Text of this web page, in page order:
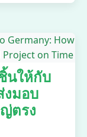
นให้กับ
งมอบ
ตรง